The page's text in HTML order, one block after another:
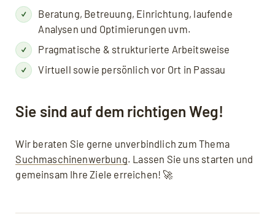
Beratung, Betreuung, Einrichtung, laufende
Analysen und Optimierungen uvm.
Pragmatische & strukturierte Arbeitsweise
Virtuell sowie persönlich vor Ort in Passau
Sie sind auf dem richtigen Weg!
Wir beraten Sie gerne unverbindlich zum Thema
Suchmaschinenwerbung. Lassen Sie uns starten und
gemeinsam Ihre Ziele erreichen! 🚀